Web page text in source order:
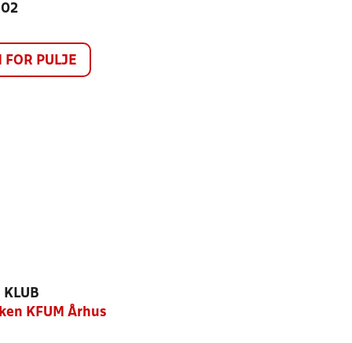
PULJE
KLUB
KFUM Århus